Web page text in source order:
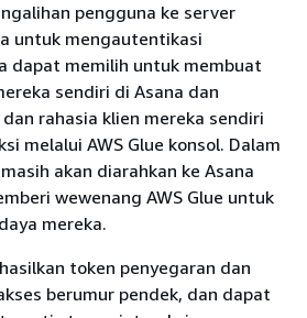
pengguna ke server
untuk mengautentikasi
dapat memilih untuk membuat
sendiri di Asana dan
rahasia klien mereka sendiri
melalui AWS Glue konsol. Dalam
akan diarahkan ke Asana
wewenang AWS Glue untuk
mereka.
token penyegaran dan
berumur pendek, dan dapat